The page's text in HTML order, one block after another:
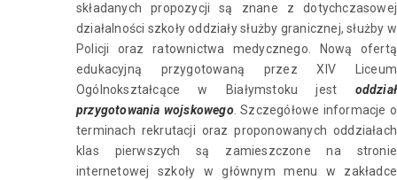
składanych propozycji są znane z dotychczasowej
działalności szkoły oddziały służby granicznej, służby w
Policji oraz ratownictwa medycznego. Nową ofertą
edukacyjną przygotowaną przez XIV Liceum
Ogólnokształcące w Białymstoku jest oddział
przygotowania wojskowego. Szczegółowe informacje o
terminach rekrutacji oraz proponowanych oddziałach
klas pierwszych są zamieszczone na stronie
internetowej szkoły w głównym menu w zakładce